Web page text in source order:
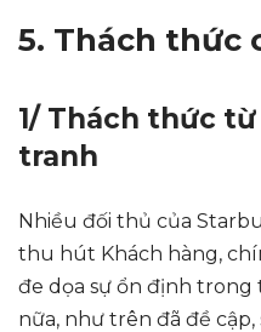
5. Thách thức
1/ Thách thức
tranh
Nhiều đối thủ của
thu hút Khách hàng,
đe dọa sự ổn định trong
nữa, như trên đã đề